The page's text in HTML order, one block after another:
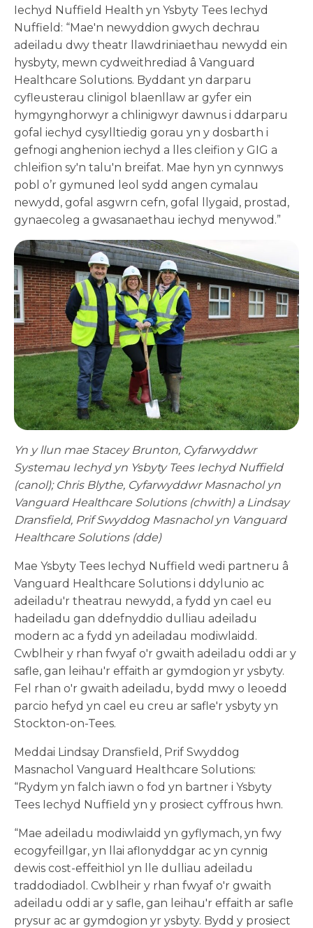
Iechyd Nuffield Health yn Ysbyty Tees Iechyd
Nuffield: “Mae'n newyddion gwych dechrau
adeiladu dwy theatr llawdriniaethau newydd ein
hysbyty, mewn cydweithrediad â Vanguard
Healthcare Solutions. Byddant yn darparu
cyfleusterau clinigol blaenllaw ar gyfer ein
hymgynghorwyr a chlinigwyr dawnus i ddarparu
gofal iechyd cysylltiedig gorau yn y dosbarth i
gefnogi anghenion iechyd a lles cleifion y GIG a
chleifion sy'n talu'n breifat. Mae hyn yn cynnwys
pobl o’r gymuned leol sydd angen cymalau
newydd, gofal asgwrn cefn, gofal llygaid, prostad,
gynaecoleg a gwasanaethau iechyd menywod.”
Yn y llun mae Stacey Brunton, Cyfarwyddwr
Systemau Iechyd yn Ysbyty Tees Iechyd Nuffield
(canol); Chris Blythe, Cyfarwyddwr Masnachol yn
Vanguard Healthcare Solutions (chwith) a Lindsay
Dransfield, Prif Swyddog Masnachol yn Vanguard
Healthcare Solutions (dde)
Mae Ysbyty Tees Iechyd Nuffield wedi partneru â
Vanguard Healthcare Solutions i ddylunio ac
adeiladu'r theatrau newydd, a fydd yn cael eu
hadeiladu gan ddefnyddio dulliau adeiladu
modern ac a fydd yn adeiladau modiwlaidd.
Cwblheir y rhan fwyaf o'r gwaith adeiladu oddi ar y
safle, gan leihau'r effaith ar gymdogion yr ysbyty.
Fel rhan o'r gwaith adeiladu, bydd mwy o leoedd
parcio hefyd yn cael eu creu ar safle'r ysbyty yn
Stockton-on-Tees.
Meddai Lindsay Dransfield, Prif Swyddog
Masnachol Vanguard Healthcare Solutions:
“Rydym yn falch iawn o fod yn bartner i Ysbyty
Tees Iechyd Nuffield yn y prosiect cyffrous hwn.
“Mae adeiladu modiwlaidd yn gyflymach, yn fwy
ecogyfeillgar, yn llai aflonyddgar ac yn cynnig
dewis cost-effeithiol yn lle dulliau adeiladu
traddodiadol. Cwblheir y rhan fwyaf o'r gwaith
adeiladu oddi ar y safle, gan leihau'r effaith ar safle
prysur ac ar gymdogion yr ysbyty. Bydd y prosiect